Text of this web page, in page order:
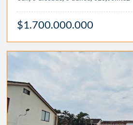
$1.700.000.000